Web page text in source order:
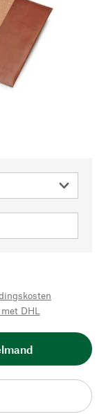
DHL